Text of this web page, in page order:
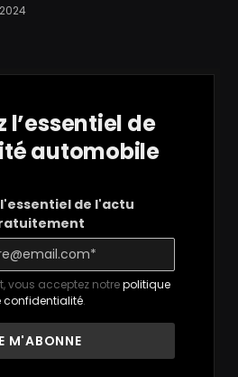
l’essentiel de
automobile
de l'actu
vous acceptez notrepolitique
confidentialité.